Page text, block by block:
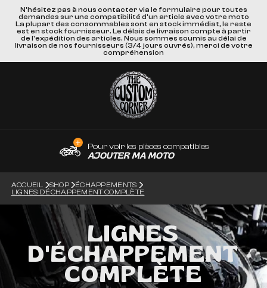
N'hésitez pas à nous contacter via le formulaire pour toutes
demandes sur une compatibilité d'un article avec votre moto
La plupart des consommables sont en stock immédiat, le reste
est en stock fournisseur. Le délais de livraison compte à partir
de l'expédition des articles. Nous sommes soumis au délai de
livraison de nos fournisseurs (3/4 jours ouvrés), merci de votre
compréhension
Pour voir les pièces compatibles
AJOUTER MA MOTO
ACCUEIL SHOP
ÉCHAPPEMENTS
LIGNES D'ÉCHAPPEMENT COMPLÈTE
LIGNES
D'ÉCHAPPEMENT
COMPLÈTE